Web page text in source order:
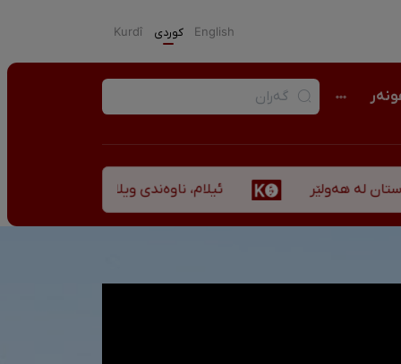
English كوردی Kurdî
ئیلام، ناوەندی ویلایەتی کوردستان لە